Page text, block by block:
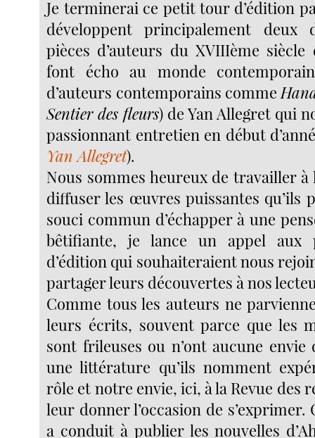
Je terminerai ce petit tour d’édition
développent principalement deux
pièces d’auteurs du XVIIIème
font écho au monde
d’auteurs contemporains comme
Sentier des fleurs) de Yan Allegret qui
passionnant entretien en début
Yan Allegret).
Nous sommes heureux de travailler
diffuser les œuvres puissantes qu’ils
souci commun d’échapper à une
bêtifiante, je lance un appel aux
d’édition qui souhaiteraient nous
partager leurs découvertes à nos
Comme tous les auteurs ne
leurs écrits, souvent parce que les
sont frileuses ou n’ont aucune envie
une littérature qu’ils nomment
rôle et notre envie, ici, à la Revue des
leur donner l’occasion de s’exprimer.
a conduit à publier les nouvelles